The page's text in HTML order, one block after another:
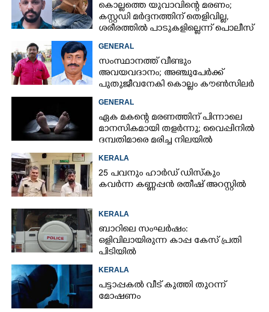
കൊല്ലത്തെ യുവാവിന്റെ മരണം;
കസ്റ്റഡി മർദ്ദനത്തിന് തെളിവില്ല,
ശരീരത്തിൽ പാടുകളില്ലെന്ന് പൊലീസ്
GENERAL
സംസ്ഥാനത്ത് വീണ്ടും
അവയവദാനം; അഞ്ചുപേർക്ക്
പുതുജീവനേകി കൊല്ലം കൗൺസിലർ
ബി അജിത് കുമാർ
GENERAL
ഏക മകന്റെ മരണത്തിന് പിന്നാലെ
മാനസികമായി തളർന്നു; വൈപ്പിനിൽ
ദമ്പതിമാരെ മരിച്ച നിലയിൽ
കണ്ടെത്തി
KERALA
25 പവനും ഹാർഡ് ഡിസ്കും
കവർന്ന കണ്ണപ്പൻ രതീഷ് അറസ്റ്റിൽ
KERALA
ബാറിലെ സംഘർഷം:
ഒളിവിലായിരുന്ന കാപ്പ കേസ് പ്രതി
പിടിയിൽ
KERALA
പട്ടാപ്പകൽ വീട് കുത്തി തുറന്ന്
മോഷണം